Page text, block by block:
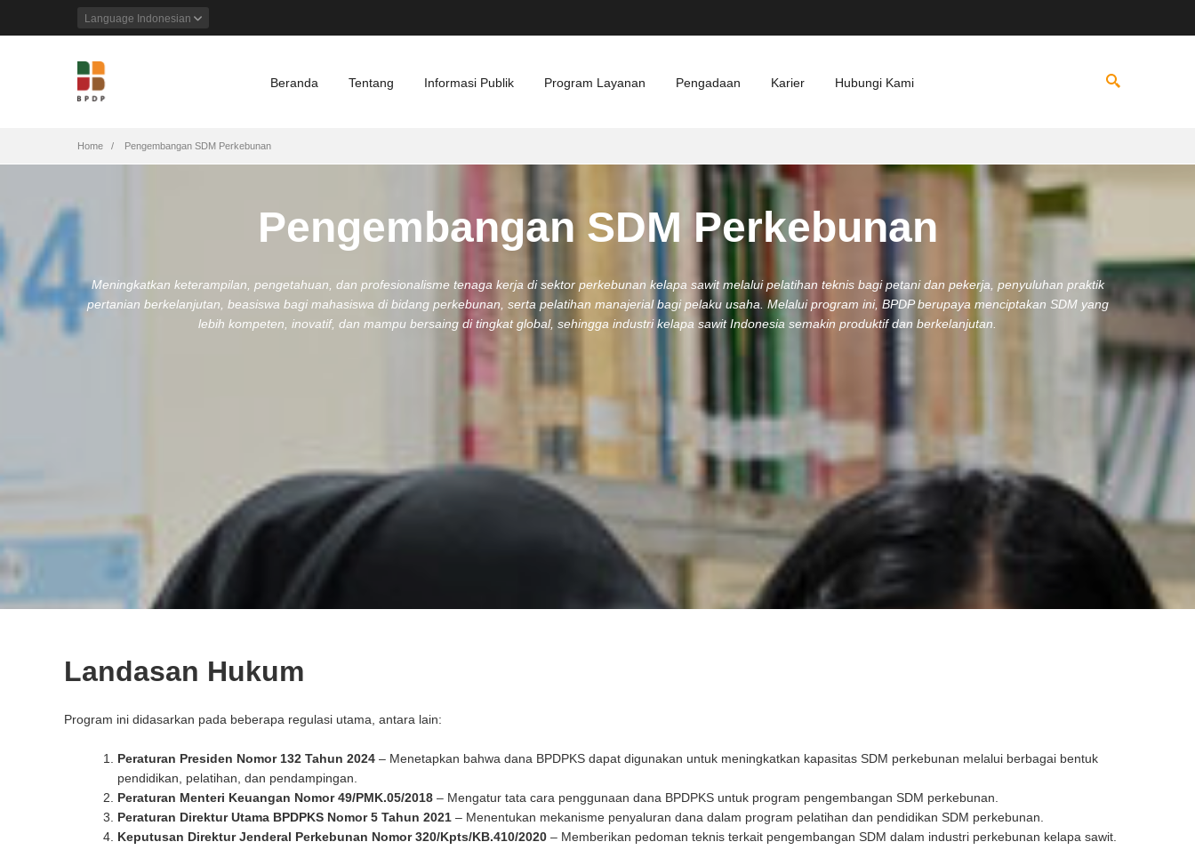
Language Indonesian
Beranda Tentang Informasi Publik Program Layanan Pengadaan Karier Hubungi Kami
Breadcrumb
Home Pengembangan SDM Perkebunan
Pengembangan SDM Perkebunan
Meningkatkan keterampilan, pengetahuan, dan profesionalisme tenaga kerja di sektor perkebunan kelapa sawit melalui pelatihan teknis bagi petani dan pekerja, penyuluhan praktik
pertanian berkelanjutan, beasiswa bagi mahasiswa di bidang perkebunan, serta pelatihan manajerial bagi pelaku usaha. Melalui program ini, BPDP berupaya menciptakan SDM yang
lebih kompeten, inovatif, dan mampu bersaing di tingkat global, sehingga industri kelapa sawit Indonesia semakin produktif dan berkelanjutan.
Landasan Hukum
Program ini didasarkan pada beberapa regulasi utama, antara lain:
Peraturan Presiden Nomor 132 Tahun 2024 – Menetapkan bahwa dana BPDPKS dapat digunakan untuk meningkatkan kapasitas SDM perkebunan melalui berbagai bentuk
pendidikan, pelatihan, dan pendampingan.
Peraturan Menteri Keuangan Nomor 49/PMK.05/2018 – Mengatur tata cara penggunaan dana BPDPKS untuk program pengembangan SDM perkebunan.
Peraturan Direktur Utama BPDPKS Nomor 5 Tahun 2021 – Menentukan mekanisme penyaluran dana dalam program pelatihan dan pendidikan SDM perkebunan.
Keputusan Direktur Jenderal Perkebunan Nomor 320/Kpts/KB.410/2020 – Memberikan pedoman teknis terkait pengembangan SDM dalam industri perkebunan kelapa sawit.